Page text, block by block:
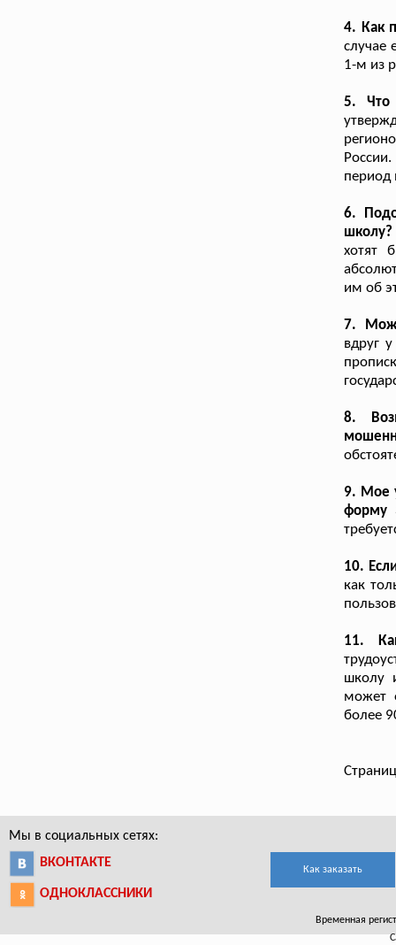
4. Как
случае
1-м из
5. Что
период
6.
школу?
хотят
им об
7.
вдруг
8.
9. Мое
форму
10.
как
11.
школу
может
более
Мы в социальных сетях:
ВКОНТАКТЕ
ОДНОКЛАССНИКИ
Как заказать
Временная